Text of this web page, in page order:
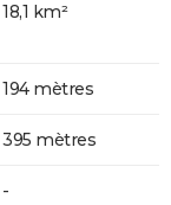
18,1 km²
194 mètres
395 mètres
-